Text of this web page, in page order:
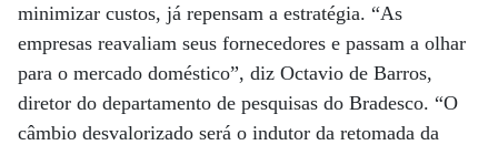
minimizar custos, já repensam a estratégia. “As
empresas reavaliam seus fornecedores e passam a olhar
para o mercado doméstico”, diz Octavio de Barros,
diretor do departamento de pesquisas do Bradesco. “O
câmbio desvalorizado será o indutor da retomada da